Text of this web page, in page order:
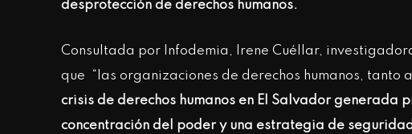
desprotección de derechos humanos.
Consultada por Infodemia, Irene Cuéllar,
que “las organizaciones de derechos humanos, tanto
crisis de derechos humanos en El Salvador generada
concentración del poder y una estrategia de